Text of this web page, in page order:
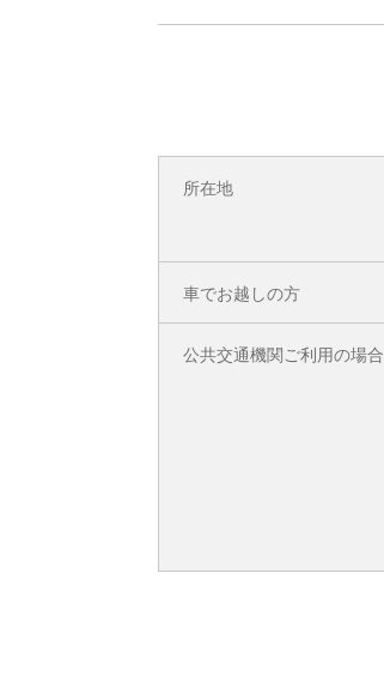
所在地
車でお越しの方
公共交通機関ご利用の場合